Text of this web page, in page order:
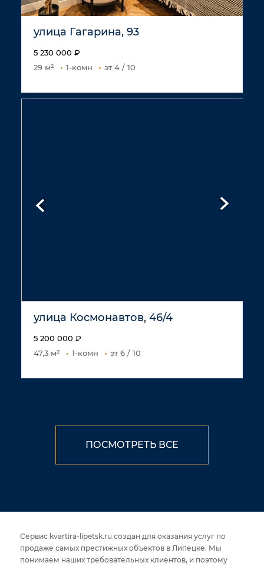
улица Гагарина, 93
5 230 000 ₽
29 м²
1-комн эт 4 / 10
улица Космонавтов, 46/4
5 200 000 ₽
47,3 м²
1-комн эт 6 / 10
ПОСМОТРЕТЬ ВСЕ
Сервис kvartira-lipetsk.ru создан для оказания услуг по
продаже самых престижных объектов в Липецке. Мы
понимаем наших требовательных клиентов, и поэтому